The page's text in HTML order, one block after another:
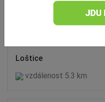
Loštice
vzdálenost 5.3 km